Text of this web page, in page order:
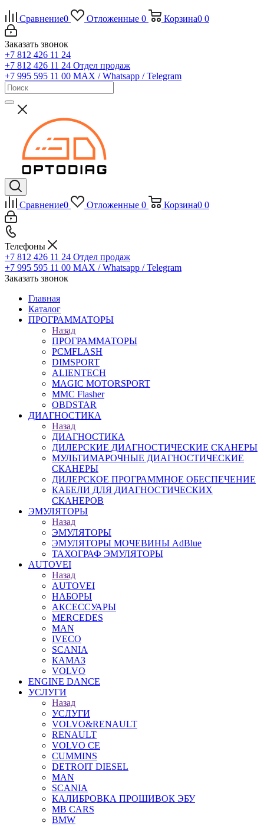
Сравнение0 Отложенные 0 Корзина0 0
Заказать звонок
+7 812 426 11 24
+7 812 426 11 24 Отдел продаж
+7 995 595 11 00 MAX / Whatsapp / Telegram
Сравнение0 Отложенные 0 Корзина0 0
Телефоны
+7 812 426 11 24 Отдел продаж
+7 995 595 11 00 MAX / Whatsapp / Telegram
Заказать звонок
Главная
Каталог
ПРОГРАММАТОРЫ
Назад
ПРОГРАММАТОРЫ
PCMFLASH
DIMSPORT
ALIENTECH
MAGIC MOTORSPORT
MMC Flasher
OBDSTAR
ДИАГНОСТИКА
Назад
ДИАГНОСТИКА
ДИЛЕРСКИЕ ДИАГНОСТИЧЕСКИЕ СКАНЕРЫ
МУЛЬТИМАРОЧНЫЕ ДИАГНОСТИЧЕСКИЕ
СКАНЕРЫ
ДИЛЕРСКОЕ ПРОГРАММНОЕ ОБЕСПЕЧЕНИЕ
КАБЕЛИ ДЛЯ ДИАГНОСТИЧЕСКИХ
СКАНЕРОВ
ЭМУЛЯТОРЫ
Назад
ЭМУЛЯТОРЫ
ЭМУЛЯТОРЫ МОЧЕВИНЫ АdBlue
ТАХОГРАФ ЭМУЛЯТОРЫ
AUTOVEI
Назад
AUTOVEI
НАБОРЫ
АКСЕССУАРЫ
MERCEDES
MAN
IVECO
SCANIA
КАМАЗ
VOLVO
ENGINE DANCE
УСЛУГИ
Назад
УСЛУГИ
VOLVO&RENAULT
RENAULT
VOLVO CE
CUMMINS
DETROIT DIESEL
MAN
SCANIA
КАЛИБРОВКА ПРОШИВОК ЭБУ
MB CARS
BMW